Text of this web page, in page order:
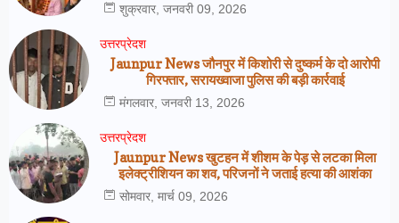
शुक्रवार, जनवरी 09, 2026
उत्तरप्रेदश
Jaunpur News जौनपुर में किशोरी से दुष्कर्म के दो आरोपी
गिरफ्तार, सरायख्वाजा पुलिस की बड़ी कार्रवाई
मंगलवार, जनवरी 13, 2026
उत्तरप्रेदश
Jaunpur News खुटहन में शीशम के पेड़ से लटका मिला
इलेक्ट्रीशियन का शव, परिजनों ने जताई हत्या की आशंका
सोमवार, मार्च 09, 2026